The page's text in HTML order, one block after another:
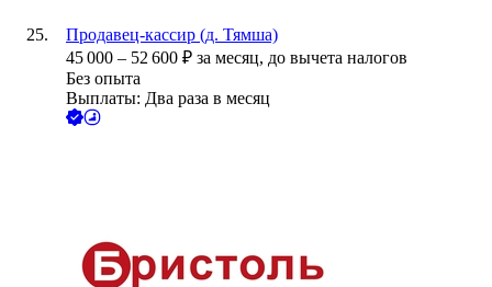
Продавец-кассир (д. Тямша)
45 000 – 52 600 ₽ за месяц, до вычета налогов
Без опыта
Выплаты: Два раза в месяц